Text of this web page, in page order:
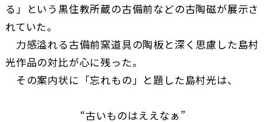
る」という黒住教所蔵の古備前などの古陶磁が展示さ
れていた。
力感溢れる古備前窯道具の陶板と深く思慮した島村
光作品の対比が心に残った。
その案内状に「忘れもの」と題した島村光は、
“古いものはええなぁ”